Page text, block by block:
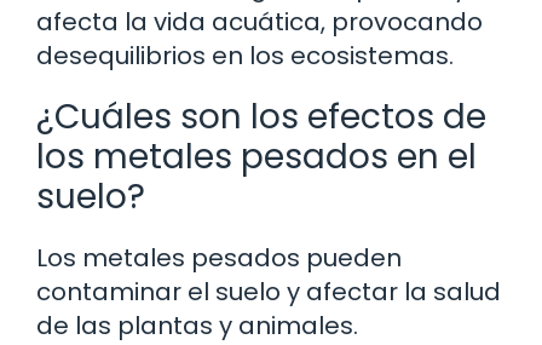
afecta la vida acuática, provocando
desequilibrios en los ecosistemas.
¿Cuáles son los efectos de
los metales pesados en el
suelo?
Los metales pesados pueden
contaminar el suelo y afectar la salud
de las plantas y animales.